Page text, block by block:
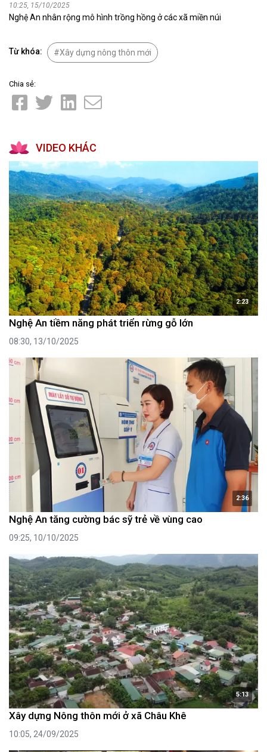
10:25, 15/10/2025
Nghệ An nhân rộng mô hình trồng hồng ở các xã miền núi
Từ khóa: Xây dựng nông thôn mới
Chia sẻ:
VIDEO KHÁC
2:23
Nghệ An tiềm năng phát triển rừng gỗ lớn
08:30, 13/10/2025
2:36
Nghệ An tăng cường bác sỹ trẻ về vùng cao
09:25, 10/10/2025
5:13
Xây dựng Nông thôn mới ở xã Châu Khê
10:05, 24/09/2025